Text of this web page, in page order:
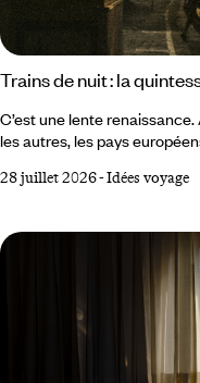
Trains de nuit : la
C’est une lente
les autres, les pays
et du TGV, ils semblaient
mouvement s’est inversé et
transport le plus adapté aux
28 juillet 2026-Idées voyage